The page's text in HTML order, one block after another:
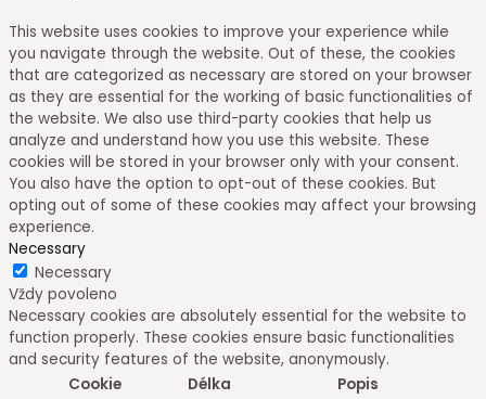
This website uses cookies to improve your experience while
you navigate through the website. Out of these, the cookies
that are categorized as necessary are stored on your browser
as they are essential for the working of basic functionalities of
the website. We also use third-party cookies that help us
analyze and understand how you use this website. These
cookies will be stored in your browser only with your consent.
You also have the option to opt-out of these cookies. But
opting out of some of these cookies may affect your browsing
experience.
Necessary
Necessary
Vždy povoleno
Necessary cookies are absolutely essential for the website to
function properly. These cookies ensure basic functionalities
and security features of the website, anonymously.
Cookie
Délka Popis